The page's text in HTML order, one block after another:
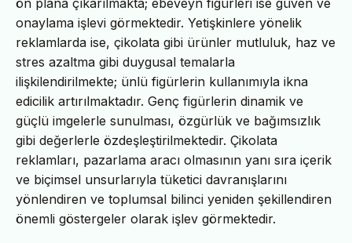
onaylama işlevi görmektedir. Yetişkinlere yönelik
reklamlarda ise, çikolata gibi ürünler mutluluk, haz ve
stres azaltma gibi duygusal temalarla
ilişkilendirilmekte; ünlü figürlerin kullanımıyla ikna
edicilik artırılmaktadır. Genç figürlerin dinamik ve
güçlü imgelerle sunulması, özgürlük ve bağımsızlık
gibi değerlerle özdeşleştirilmektedir. Çikolata
reklamları, pazarlama aracı olmasının yanı sıra içerik
ve biçimsel unsurlarıyla tüketici davranışlarını
yönlendiren ve toplumsal bilinci yeniden şekillendiren
önemli göstergeler olarak işlev görmektedir.